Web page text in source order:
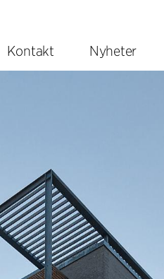
Kontakt Nyheter